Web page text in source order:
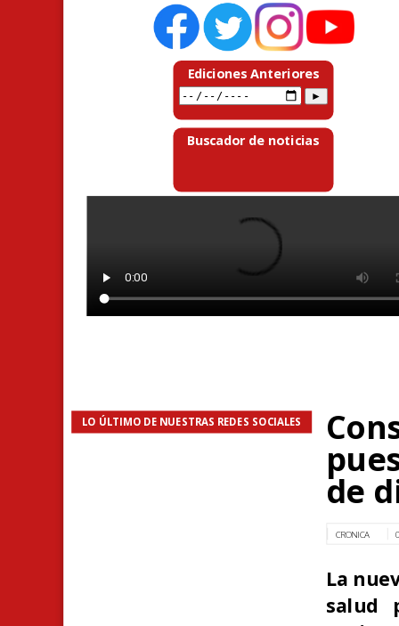
Ediciones Anteriores
Buscador de noticias
LO ÚLTIMO DE NUESTRAS REDES SOCIALES
de
CRONICA
La
salud